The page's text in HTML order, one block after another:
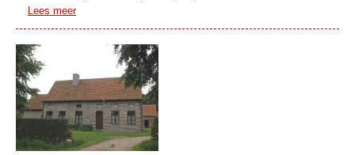
Lees meer